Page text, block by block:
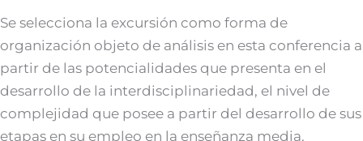
Se selecciona la excursión como forma de
organización objeto de análisis en esta conferencia a
partir de las potencialidades que presenta en el
desarrollo de la interdisciplinariedad, el nivel de
complejidad que posee a partir del desarrollo de sus
etapas en su empleo en la enseñanza media.